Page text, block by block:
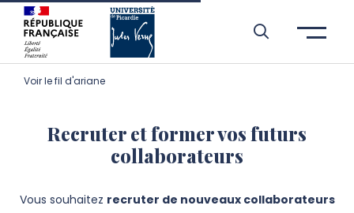
Aller à l’entête de page
Aller au menu principale
Aller au contenu principal
Aller à la recherche
Passer aux cookies
Aller au pied de page
Voir le fil d'ariane
Recruter et former vos futurs
collaborateurs
Vous souhaitez recruter de nouveaux collaborateurs